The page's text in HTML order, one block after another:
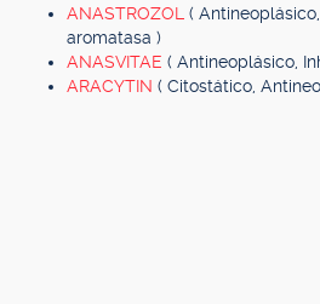
ANASTROZOL (
aromatasa )
ANASVITAE ( Antineoplásico,
ARACYTIN ( Citostático,